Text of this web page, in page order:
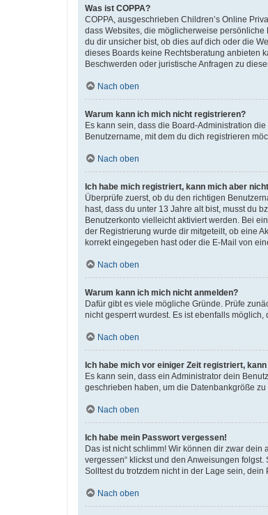
Was ist COPPA?
COPPA, ausgeschrieben Children’s Online
dass Websites, die möglicherweise
du dir unsicher bist, ob dies auf dich oder die
dieses Boards keine Rechtsberatung anbieten
Beschwerden oder juristische Anfragen zu
Nach oben
Warum kann ich mich nicht registrieren?
Es kann sein, dass die Board-Administration
Benutzername, mit dem du dich registrieren
Nach oben
Ich habe mich registriert, kann mich aber
Überprüfe zuerst, ob du den richtigen
hast, dass du unter 13 Jahre alt bist, musst du
Benutzerkonto vielleicht aktiviert werden. Bei
der Registrierung wurde dir mitgeteilt, ob eine
korrekt eingegeben hast oder die E-Mail von
Nach oben
Warum kann ich mich nicht anmelden?
Dafür gibt es viele mögliche Gründe. Prüfe
nicht gesperrt wurdest. Es ist ebenfalls
Nach oben
Ich habe mich vor einiger Zeit registriert,
Es kann sein, dass ein Administrator dein
geschrieben haben, um die Datenbankgröße
Nach oben
Ich habe mein Passwort vergessen!
Das ist nicht schlimm! Wir können dir zwar dein
vergessen“ klickst und den Anweisungen
Solltest du trotzdem nicht in der Lage sein,
Nach oben